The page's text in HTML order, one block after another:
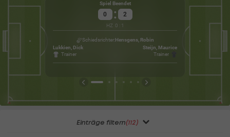
Spiel Beendet
0 : 2
HZ 0 : 1
Hensgens, Robin
Schiedsrichter
Lukkien, Dick
Trainer
Steijn, Maurice
Trainer
Einträge filtern(112)